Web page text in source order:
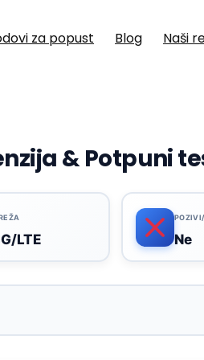
za popust Blog Naši
& Potpuni
LTE Ne